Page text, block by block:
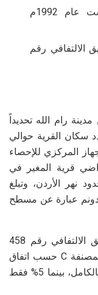
مستعمرة “متسبيه راحيل”: والتي تأسست عام 1992م
الالتفافي رقم
رام الله تحديداً
عدد سكان القرية حوالي
– حسب الجهاز المركزي للإحصاء
معظم أراضي قرية المغير في
نهر الأردن، وتبلغ
الإجمالية 33,055 دونم منها 501 دونم عبارة عن مسطح
وصادر الاحتلال من أراضيها لصالح الطريق الالتفافي رقم 458
أكثر من 37 دونماً. هذا وتشكل المناطق المصنفة C حسب اتفاق
أوسلو للقرية 95% تحت سيطرة الاحتلال بالكامل، بينما 5% فقط